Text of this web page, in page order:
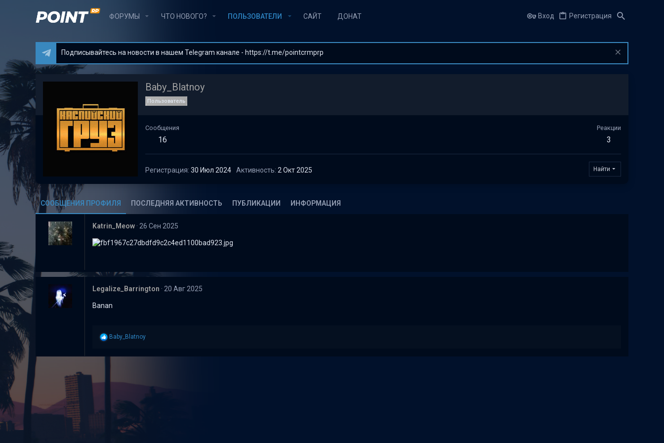
ФОРУМЫ ЧТО НОВОГО? ПОЛЬЗОВАТЕЛИ САЙТ ДОНАТ Вход Регистрация
Подписывайтесь на новости в нашем Telegram канале - https://t.me/pointcrmprp
Baby_Blatnoy
Пользователь
Сообщения
16
Реакции
3
Регистрация 30 Июл 2024 Активность 2 Окт 2025 Найти
СООБЩЕНИЯ ПРОФИЛЯ ПОСЛЕДНЯЯ АКТИВНОСТЬ ПУБЛИКАЦИИ ИНФОРМАЦИЯ
Katrin_Meow 26 Сен 2025
Legalize_Barrington 20 Авг 2025
Banan
Р
и
Baby_Blatnoy